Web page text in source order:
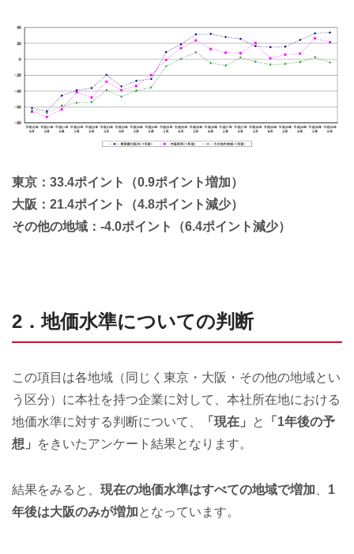
東京：33.4ポイント（0.9ポイント増加）
大阪：21.4ポイント（4.8ポイント減少）
その他の地域：-4.0ポイント（6.4ポイント減少）
2．地価水準についての判断
この項目は各地域（同じく東京・大阪・その他の地域とい
う区分）に本社を持つ企業に対して、本社所在地における
地価水準に対する判断について、
「現在」 と
「1年後の予
想」
をきいたアンケート結果となります。
結果をみると、 現在の地価水準はすべての地域で増加
1
年後は大阪のみが増加となっています。